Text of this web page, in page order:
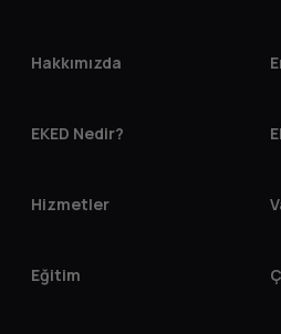
Hakkımızda
EKED Nedir?
Hizmetler
Eğitim